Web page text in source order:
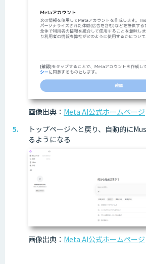
画像出典： Meta AI公式ホームページ
トップページへと戻り、自動的に
るようになる
画像出典： Meta AI公式ホームページ